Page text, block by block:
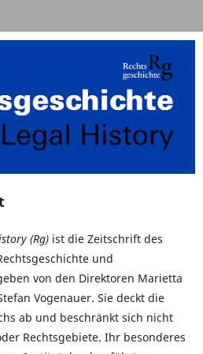
(Rg) ist die Zeitschrift des
und
von den Direktoren Marietta
Vogenauer. Sie deckt die
ab und beschränkt sich nicht
Rechtsgebiete. Ihr besonderes